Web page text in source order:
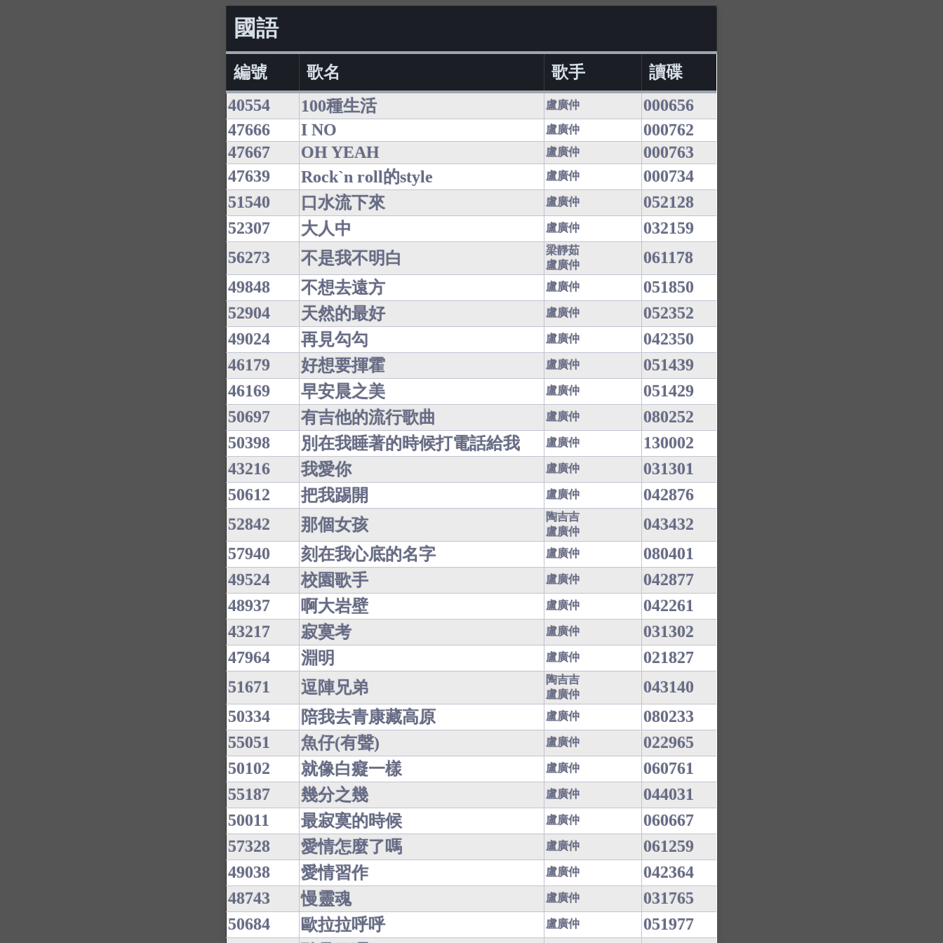
國語
編號 歌名 歌手
讀碟
40554
100種生活 盧廣仲
000656
47666
I NO 盧廣仲
000762
47667
OH YEAH 盧廣仲
000763
47639
Rock`n roll的style 盧廣仲
000734
51540
口水流下來 盧廣仲
052128
52307
大人中 盧廣仲
032159
56273
不是我不明白
梁靜茹
盧廣仲
061178
49848
不想去遠方 盧廣仲
051850
52904
天然的最好 盧廣仲
052352
49024
再見勾勾 盧廣仲
042350
46179
好想要揮霍 盧廣仲
051439
46169
早安晨之美 盧廣仲
051429
50697
有吉他的流行歌曲 盧廣仲
080252
50398
別在我睡著的時候打電話給我 盧廣仲
130002
43216
我愛你 盧廣仲
031301
50612
把我踢開 盧廣仲
042876
52842
那個女孩
陶吉吉
盧廣仲
043432
57940
刻在我心底的名字 盧廣仲
080401
49524
校園歌手 盧廣仲
042877
48937
啊大岩壁 盧廣仲
042261
43217
寂寞考 盧廣仲
031302
47964
淵明 盧廣仲
021827
51671
逗陣兄弟
陶吉吉
盧廣仲
043140
50334
陪我去青康藏高原 盧廣仲
080233
55051
魚仔(有聲) 盧廣仲
022965
50102
就像白癡一樣 盧廣仲
060761
55187
幾分之幾 盧廣仲
044031
50011
最寂寞的時候 盧廣仲
060667
57328
愛情怎麼了嗎 盧廣仲
061259
49038
愛情習作 盧廣仲
042364
48743
慢靈魂 盧廣仲
031765
50684
歐拉拉呼呼 盧廣仲
051977